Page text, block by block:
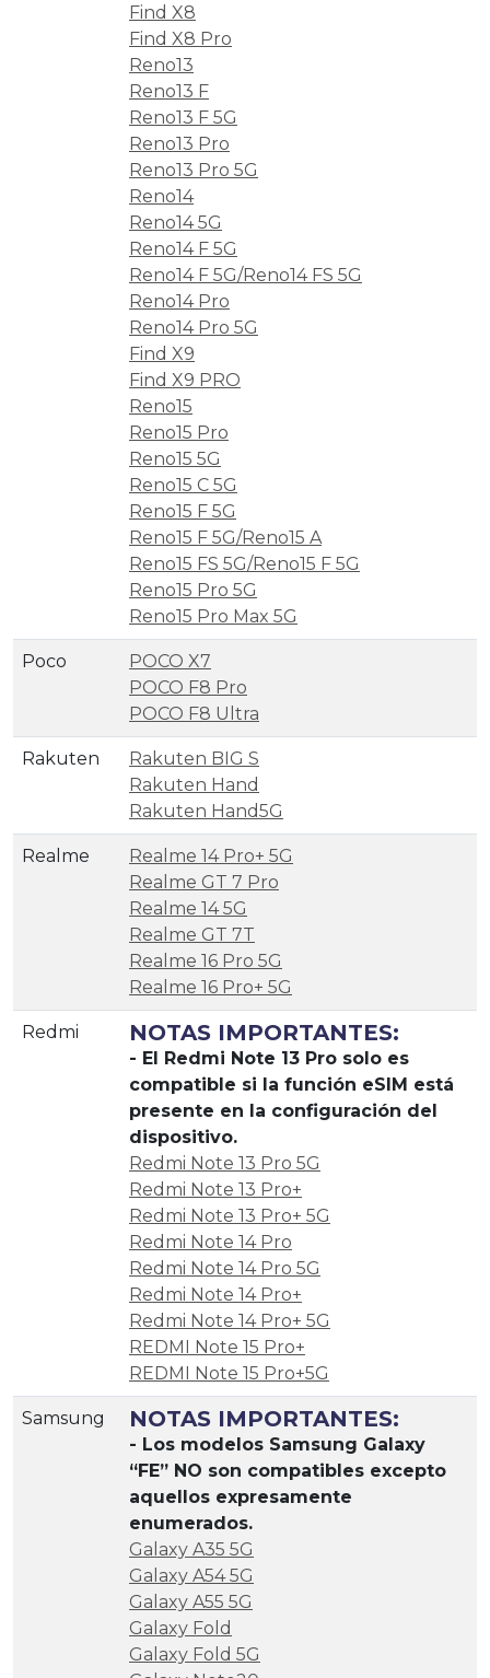
Find X8
Find X8 Pro
Reno13
Reno13 F
Reno13 F 5G
Reno13 Pro
Reno13 Pro 5G
Reno14
Reno14 5G
Reno14 F 5G
Reno14 F 5G/Reno14 FS 5G
Reno14 Pro
Reno14 Pro 5G
Find X9
Find X9 PRO
Reno15
Reno15 Pro
Reno15 5G
Reno15 C 5G
Reno15 F 5G
Reno15 F 5G/Reno15 A
Reno15 FS 5G/Reno15 F 5G
Reno15 Pro 5G
Reno15 Pro Max 5G
Poco
POCO X7
POCO F8 Pro
POCO F8 Ultra
Rakuten
Rakuten BIG S
Rakuten Hand
Rakuten Hand5G
Realme
Realme 14 Pro+ 5G
Realme GT 7 Pro
Realme 14 5G
Realme GT 7T
Realme 16 Pro 5G
Realme 16 Pro+ 5G
Redmi NOTAS IMPORTANTES:
- El Redmi Note 13 Pro solo es
compatible si la función eSIM está
presente en la configuración del
dispositivo.
Redmi Note 13 Pro 5G
Redmi Note 13 Pro+
Redmi Note 13 Pro+ 5G
Redmi Note 14 Pro
Redmi Note 14 Pro 5G
Redmi Note 14 Pro+
Redmi Note 14 Pro+ 5G
REDMI Note 15 Pro+
REDMI Note 15 Pro+5G
Samsung NOTAS IMPORTANTES:
- Los modelos Samsung Galaxy
“FE” NO son compatibles excepto
aquellos expresamente
enumerados.
Galaxy A35 5G
Galaxy A54 5G
Galaxy A55 5G
Galaxy Fold
Galaxy Fold 5G